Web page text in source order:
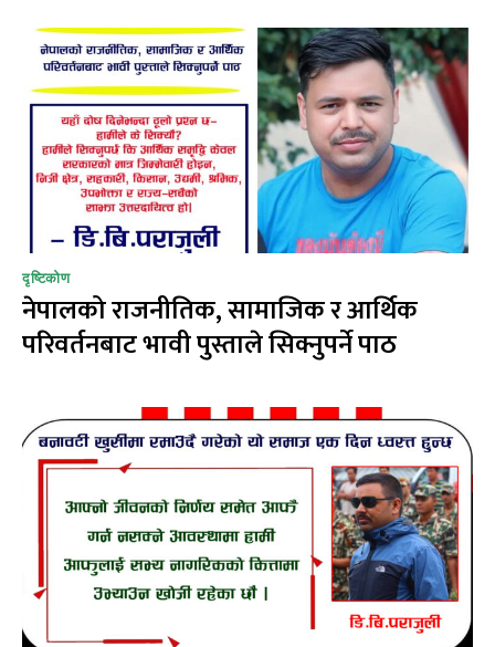
दृष्टिकोण
नेपालको राजनीतिक, सामाजिक र आर्थिक
परिवर्तनबाट भावी पुस्ताले सिक्नुपर्ने पाठ